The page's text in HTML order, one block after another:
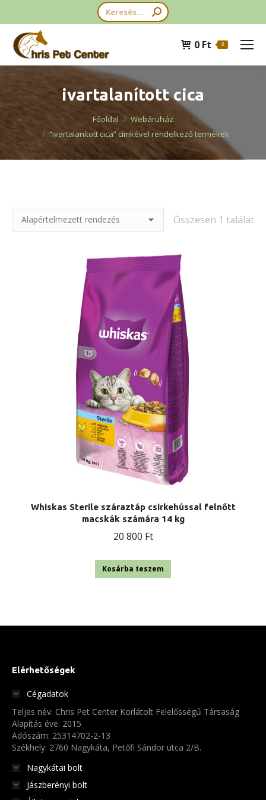
Search:
0 Ft 0
ivartalanított cica
You are here: Főoldal
Webáruház
“ivartalanított cica” címkével rendelkező termékek
Összesen 1 találat
Whiskas Sterile száraztáp csirkehússal felnőtt
macskák számára 14 kg
20 800 Ft
Kosárba teszem
Elérhetőségek
Cégadatok
Teljes név: Chris Pet Center Korlátolt Felelősségű Társaság
Alapítás éve: 2015
Adószám: 25314702-2-13
Székhely: 2760 Nagykáta, Petőfi Sándor utca 2/B.
Nagykátai bolt
Jászberényi bolt